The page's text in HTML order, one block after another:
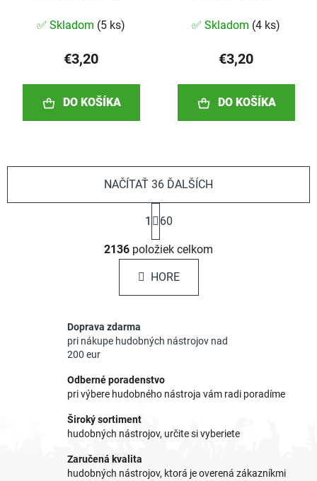
✅ Skladom (5 ks)
€3,20
DO KOŠÍKA
✅ Skladom (4 ks)
€3,20
DO KOŠÍKA
O
v
l
á
d
i
p
r
y
ý
NAČÍTAŤ 36 ĎALŠÍCH
t
r
á
n
k
i
1 60
2136 položiek celkom
HORE
Doprava zdarma
pri nákupe hudobných nástrojov nad
200 eur
Odberné poradenstvo
pri výbere hudobného nástroja vám radi poradíme
Široký sortiment
hudobných nástrojov, určite si vyberiete
Zaručená kvalita
hudobných nástrojov, ktorá je overená zákazníkmi